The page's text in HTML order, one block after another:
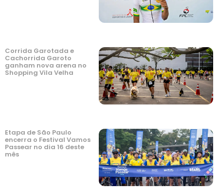
Corrida Garotada e
Cachorrida Garoto
ganham nova arena no
Shopping Vila Velha
Etapa de São Paulo
encerra o Festival Vamos
Passear no dia 16 deste
mês